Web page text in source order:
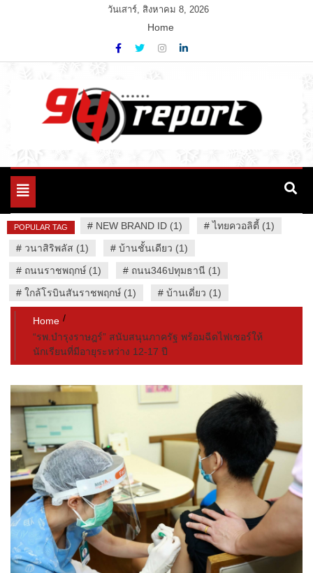
วันเสาร์, สิงหาคม 8, 2026
Home
94 Report.com
Variety News
Toggle
POPULAR TAG # NEW BRAND ID (1) #ไทยควอลิตี้ (1)
# วนาสิริพลัส (1) # บ้านชั้นเดียว (1)
# ถนนราชพฤกษ์ (1) # ถนน346ปทุมธานี (1)
# ใกล้โรบินสันราชพฤกษ์ (1) # บ้านเดี่ยว (1)
Home
“รพ.บำรุงราษฎร์” สนับสนุนภาครัฐ พร้อมฉีดไฟเซอร์ให้
นักเรียนที่มีอายุระหว่าง 12-17 ปี